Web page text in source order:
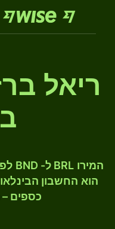
ריאל
הוא החשבון
כספים –